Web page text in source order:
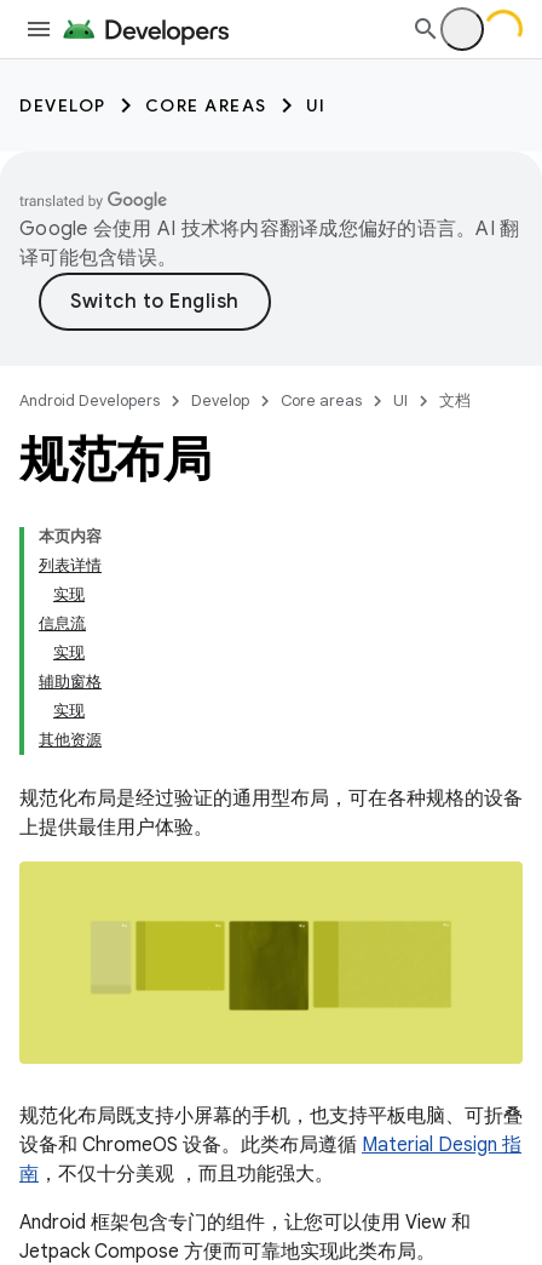
DEVELOP CORE AREAS UI
Google 会使用 AI 技术将内容翻译成您偏好的语言。AI 翻
译可能包含错误。
Android Developers Develop Core areas UI 文档
规范布局
本页内容
列表详情
实现
信息流
实现
辅助窗格
实现
其他资源
规范化布局是经过验证的通用型布局，可在各种规格的设备
上提供最佳用户体验。
规范化布局既支持小屏幕的手机，也支持平板电脑、可折叠
设备和 ChromeOS 设备。此类布局遵循 Material Design 指
南 ，不仅十分美观 ，而且功能强大。
Android 框架包含专门的组件，让您可以使用 View 和
Jetpack Compose 方便而可靠地实现此类布局。